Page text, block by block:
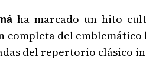
ha marcado un hito
completa del
del repertorio clásico